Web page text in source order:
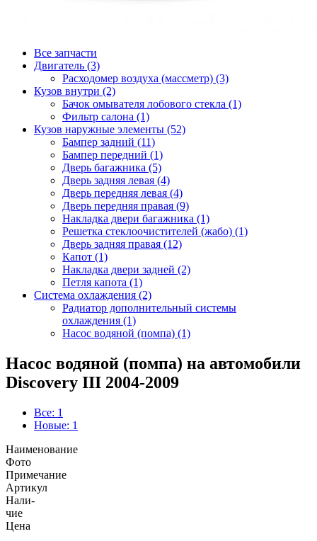
Все запчасти
Двигатель (3)
Расходомер воздуха (массметр) (3)
Кузов внутри (2)
Бачок омывателя лобового стекла (1)
Фильтр салона (1)
Кузов наружные элементы (52)
Бампер задний (11)
Бампер передний (1)
Дверь багажника (5)
Дверь задняя левая (4)
Дверь передняя левая (4)
Дверь передняя правая (9)
Накладка двери багажника (1)
Решетка стеклоочистителей (жабо) (1)
Дверь задняя правая (12)
Капот (1)
Накладка двери задней (2)
Петля капота (1)
Система охлаждения (2)
Радиатор дополнительный системы
охлаждения (1)
Насос водяной (помпа) (1)
Насос водяной (помпа) на автомобили
Discovery III 2004-2009
Все: 1
Новые: 1
Наименование
Фото
Примечание
Артикул
Нали-
чие
Цена